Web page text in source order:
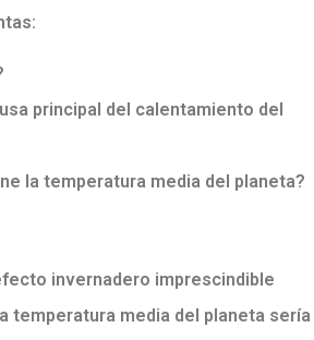
principal del calentamiento del
la temperatura media del planeta?
invernadero imprescindible
temperatura media del planeta sería